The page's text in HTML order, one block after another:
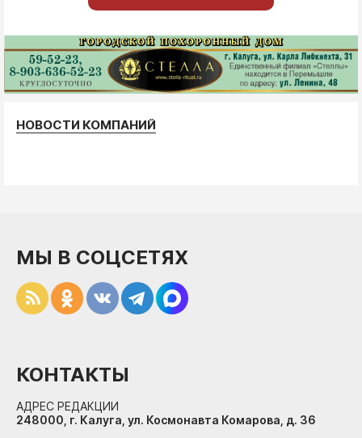
НОВОСТИ КОМПАНИЙ
МЫ В СОЦСЕТЯХ
КОНТАКТЫ
АДРЕС РЕДАКЦИИ
248000, г. Калуга, ул. Космонавта Комарова, д. 36